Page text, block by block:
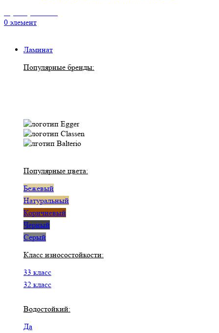
0 элемент
Ламинат
Популярные бренды:
Популярные цвета:
Бежевый
Натуральный
Коричневый
Черный
Серый
Класс износостойкости:
33 класс
32 класс
Водостойкий:
Да